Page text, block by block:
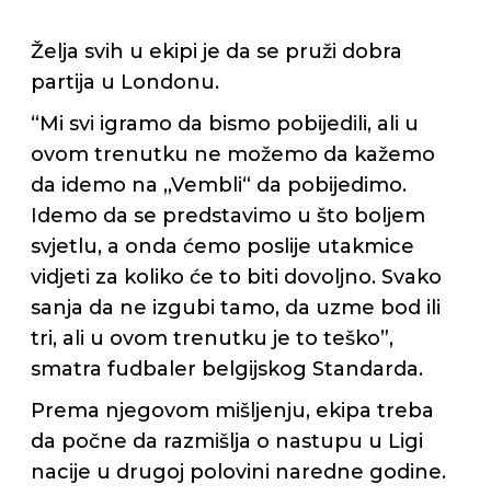
Želja svih u ekipi je da se pruži dobra
partija u Londonu.
“Mi svi igramo da bismo pobijedili, ali u
ovom trenutku ne možemo da kažemo
da idemo na ,,Vembli“ da pobijedimo.
Idemo da se predstavimo u što boljem
svjetlu, a onda ćemo poslije utakmice
vidjeti za koliko će to biti dovoljno. Svako
sanja da ne izgubi tamo, da uzme bod ili
tri, ali u ovom trenutku je to teško”,
smatra fudbaler belgijskog Standarda.
Prema njegovom mišljenju, ekipa treba
da počne da razmišlja o nastupu u Ligi
nacije u drugoj polovini naredne godine.